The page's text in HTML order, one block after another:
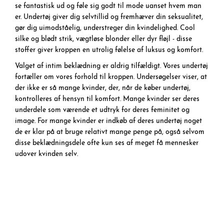
se fantastisk ud og føle sig godt til mode uanset hvem man
er. Undertøj giver dig selvtillid og fremhæver din seksualitet,
gør dig uimodståelig, understreger din kvindelighed. Cool
silke og blødt strik, vægtløse blonder eller dyr fløjl - disse
stoffer giver kroppen en utrolig følelse af luksus og komfort.
Valget af intim beklædning er aldrig tilfældigt. Vores undertøj
fortæller om vores forhold til kroppen. Undersøgelser viser, at
der ikke er så mange kvinder, der, når de køber undertøj,
kontrolleres af hensyn til komfort. Mange kvinder ser deres
underdele som værende et udtryk for deres feminitet og
image. For mange kvinder er indkøb af deres undertøj noget
de er klar på at bruge relativt mange penge på, også selvom
disse beklædningsdele ofte kun ses af meget få mennesker
udover kvinden selv.